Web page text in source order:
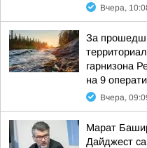
Вчера,
За
гарнизона
на 9
Вчера,
Марат
Дайджест